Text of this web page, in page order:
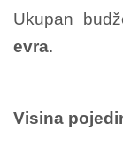
Ukupan
evra.
Visina